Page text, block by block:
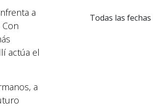
a
actúa el
a